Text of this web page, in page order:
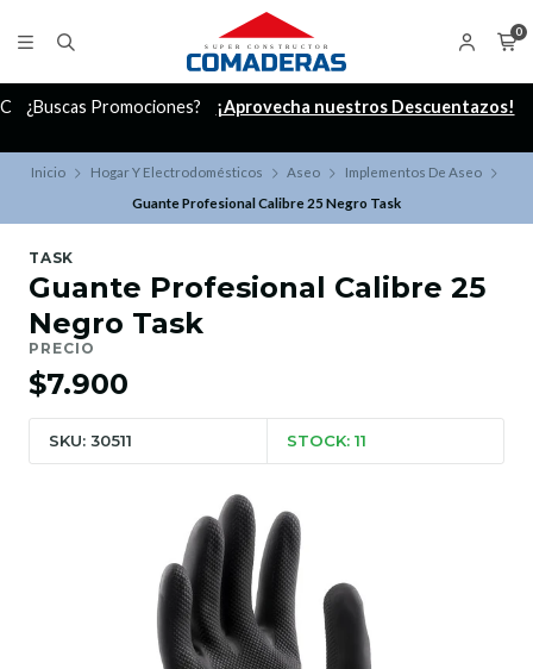
0
¿Buscas Promociones? ¡Aprovecha nuestros Descuentazos!
Inicio Hogar Y Electrodomésticos Aseo
Implementos De Aseo
Guante Profesional Calibre 25 Negro Task
TASK
Guante Profesional Calibre 25
Negro Task
PRECIO
$7.900
SKU: 30511 STOCK: 11